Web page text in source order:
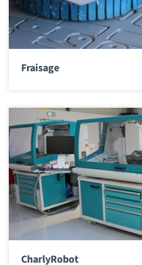
Fraisage
CharlyRobot